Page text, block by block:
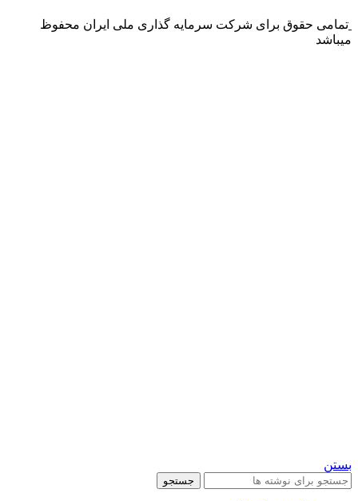
تمامی حقوق برای شرکت سرمایه گذاری ملی ایران محفوظ
میباشد
بستن
جستجو